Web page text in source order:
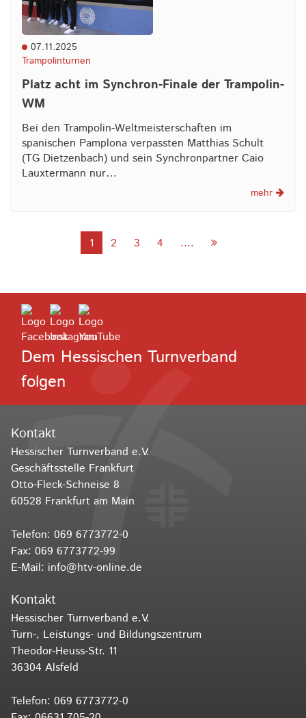
07.11.2025
Trampolinturnen
Platz acht im Synchron-Finale der Trampolin-
WM
Bei den Trampolin-Weltmeisterschaften im
spanischen Pamplona verpassten Matthias Schult
(TG Dietzenbach) und sein Synchronpartner Caio
Lauxtermann nur…
mehr
1 2 3 4 ....
Dem Hessischen Turnverband
folgen
Kontakt
Hessischer Turnverband e.V.
Geschäftsstelle Frankfurt
Otto-Fleck-Schneise 8
60528 Frankfurt am Main
Telefon: 069 6773772-0
Fax: 069 6773772-99
E-Mail: info@htv-online.de
Kontakt
Hessischer Turnverband e.V.
Turn-, Leistungs- und Bildungszentrum
Theodor-Heuss-Str. 11
36304 Alsfeld
Telefon: 069 6773772-0